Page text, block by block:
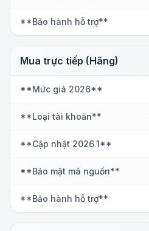
**Bảo hành hỗ trợ**
Mua trực tiếp (Hãng)
**Mức giá 2026**
**Loại tài khoản**
**Cập nhật 2026.1**
**Bảo mật mã nguồn**
**Bảo hành hỗ trợ**